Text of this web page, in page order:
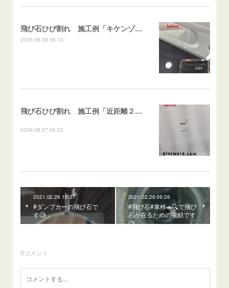
飛び石ひび割れ 施工例「キケンゾーン範囲・ストレートブレイク」フェアレディＺ
2026.08.08 06:16
飛び石ひび割れ 施工例「近距離２箇所・パーシャル系+ストレート系」CX-8
2026.08.07 06:32
2021.02.26 10:27
#ダンプカーの飛び石で
す🧐
2021.02.26 09:26
#飛び石#車検🚗🔍️で飛び
石が在るための依頼です
🧐
0コメント